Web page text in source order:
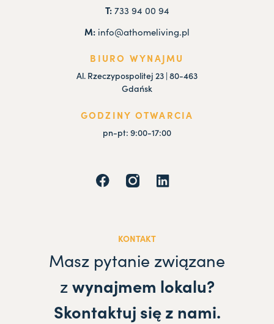
T:733 94 00 94
M: info@athomeliving.pl
BIURO WYNAJMU
Al. Rzeczypospolitej 23 | 80-463
Gdańsk
GODZINY OTWARCIA
pn-pt: 9:00-17:00
KONTAKT
Masz pytanie związane
zwynajmem lokalu?
Skontaktuj się z nami.